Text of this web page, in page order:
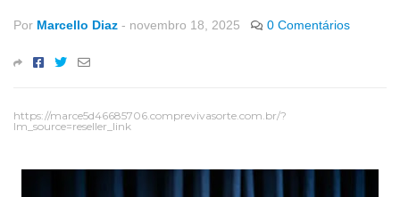
Por Marcello Diaz - novembro 18, 2025 0 Comentários
https://marce5d46685706.comprevivasorte.com.br/?
lm_source=reseller_link